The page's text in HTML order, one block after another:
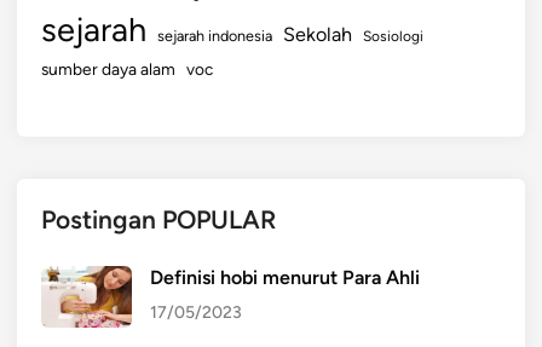
sejarah sejarah indonesia Sekolah Sosiologi
sumber daya alam voc
Postingan POPULAR
Definisi hobi menurut Para Ahli
17/05/2023